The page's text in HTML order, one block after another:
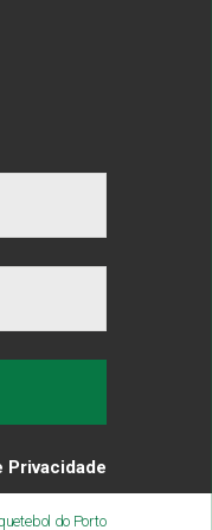
Privacidade
do Porto